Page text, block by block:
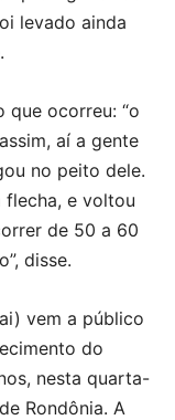
levado ainda
que ocorreu: “o
aí a gente
no peito dele.
flecha, e voltou
de 50 a 60
disse.
vem a público
do
nesta quarta-
Rondônia. A